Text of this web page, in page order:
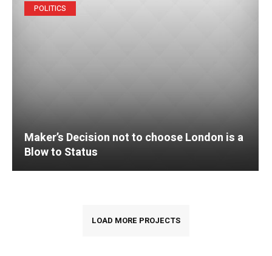
POLITICS
Maker’s Decision not to choose London is a
Blow to Status
LOAD MORE PROJECTS